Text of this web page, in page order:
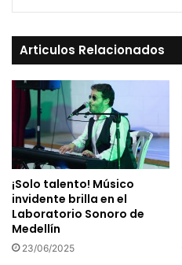
Articulos Relacionados
¡Solo talento! Músico
invidente brilla en el
Laboratorio Sonoro de
Medellín
23/06/2025